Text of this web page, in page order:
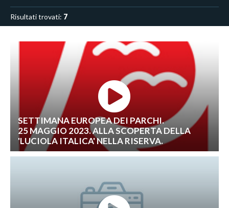
Risultati trovati: 7
SETTIMANA EUROPEA DEI PARCHI.
25 MAGGIO 2023. ALLA SCOPERTA DELLA
'LUCIOLA ITALICA' NELLA RISERVA.